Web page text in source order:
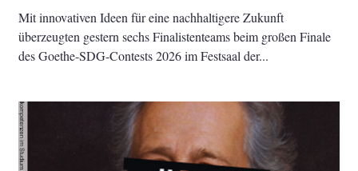
Mit innovativen Ideen für eine nachhaltigere Zukunft
überzeugten gestern sechs Finalistenteams beim großen Finale
des Goethe-SDG-Contests 2026 im Festsaal der